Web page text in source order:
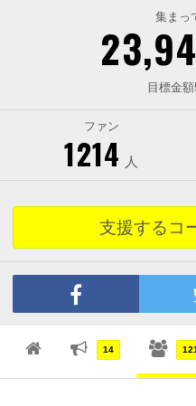
集まっ
目標金
ファン
1214 人
支援するコ
14